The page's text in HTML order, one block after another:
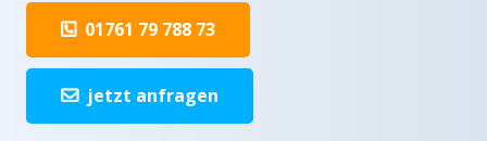
01761 79 788 73
jetzt anfragen